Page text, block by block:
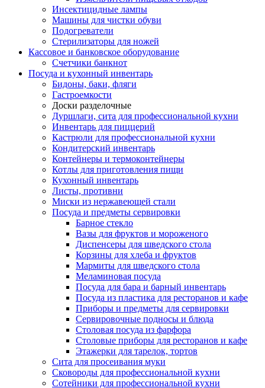
Инсектицидные лампы
Машины для чистки обуви
Подогреватели
Стерилизаторы для ножей
Кассовое и банковское оборудование
Счетчики банкнот
Посуда и кухонный инвентарь
Бидоны, баки, фляги
Гастроемкости
Доски разделочные
Дуршлаги, сита для профессиональной кухни
Инвентарь для пиццерий
Кастрюли для профессиональной кухни
Кондитерский инвентарь
Контейнеры и термоконтейнеры
Котлы для приготовления пищи
Кухонный инвентарь
Листы, противни
Миски из нержавеющей стали
Посуда и предметы сервировки
Барное стекло
Вазы для фруктов и мороженого
Диспенсеры для шведского стола
Корзины для хлеба и фруктов
Мармиты для шведского стола
Меламиновая посуда
Посуда для бара и барный инвентарь
Посуда из пластика для ресторанов и кафе
Приборы и предметы для сервировки
Сервировочные подносы и блюда
Столовая посуда из фарфора
Столовые приборы для ресторанов и кафе
Этажерки для тарелок, тортов
Сита для просеивания муки
Сковороды для профессиональной кухни
Сотейники для профессиональной кухни